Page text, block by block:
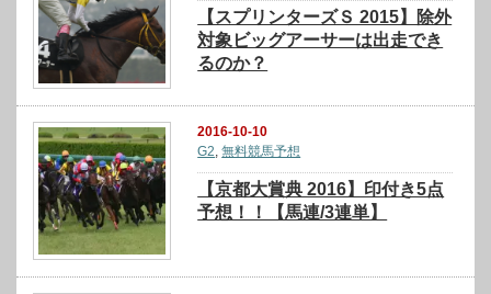
【スプリンターズＳ 2015】除外
対象ビッグアーサーは出走でき
るのか？
2016-10-10
G2 ,無料競馬予想
【京都大賞典 2016】印付き5点
予想！！【馬連/3連単】